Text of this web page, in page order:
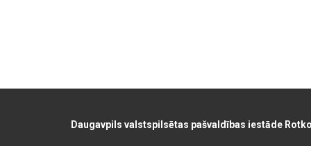
Daugavpils valstspilsētas pašvaldības iestāde